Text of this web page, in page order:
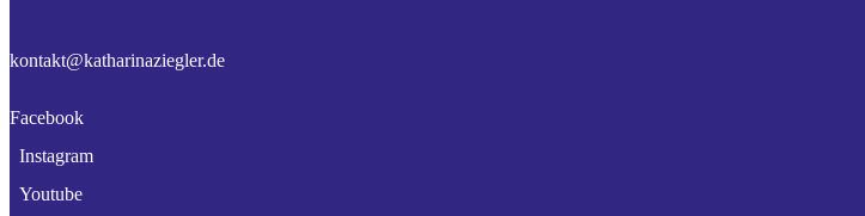
kontakt@katharinaziegler.de
Facebook
Instagram
Youtube